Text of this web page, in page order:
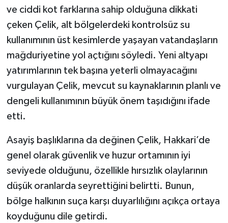
ve ciddi kot farklarına sahip olduğuna dikkati
çeken Çelik, alt bölgelerdeki kontrolsüz su
kullanımının üst kesimlerde yaşayan vatandaşların
mağduriyetine yol açtığını söyledi. Yeni altyapı
yatırımlarının tek başına yeterli olmayacağını
vurgulayan Çelik, mevcut su kaynaklarının planlı ve
dengeli kullanımının büyük önem taşıdığını ifade
etti.
Asayiş başlıklarına da değinen Çelik, Hakkari’de
genel olarak güvenlik ve huzur ortamının iyi
seviyede olduğunu, özellikle hırsızlık olaylarının
düşük oranlarda seyrettiğini belirtti. Bunun,
bölge halkının suça karşı duyarlılığını açıkça ortaya
koyduğunu dile getirdi.